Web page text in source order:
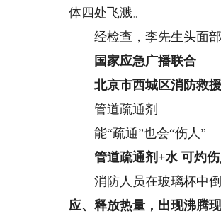
体四处飞溅。
经检查，李先生头面部
国家应急广播联合
北京市西城区消防救
管道疏通剂
能“疏通”也会“伤人”
管道疏通剂+水 可灼伤
消防人员在玻璃杯中倒
应、释放热量，出现沸腾